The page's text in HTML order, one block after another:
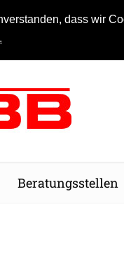
dass wir
Beratungsstellen